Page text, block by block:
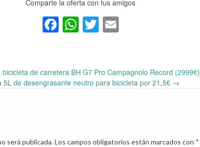
Comparte la oferta con tus amigos
Facebook
WhatsApp
Twitter
Email
de carretera BH G7 Pro Campagnolo Record (2999€)
5L de desengrasante neutro para bicicleta por 21,5€ →
será publicada.Los campos obligatorios están marcados con *